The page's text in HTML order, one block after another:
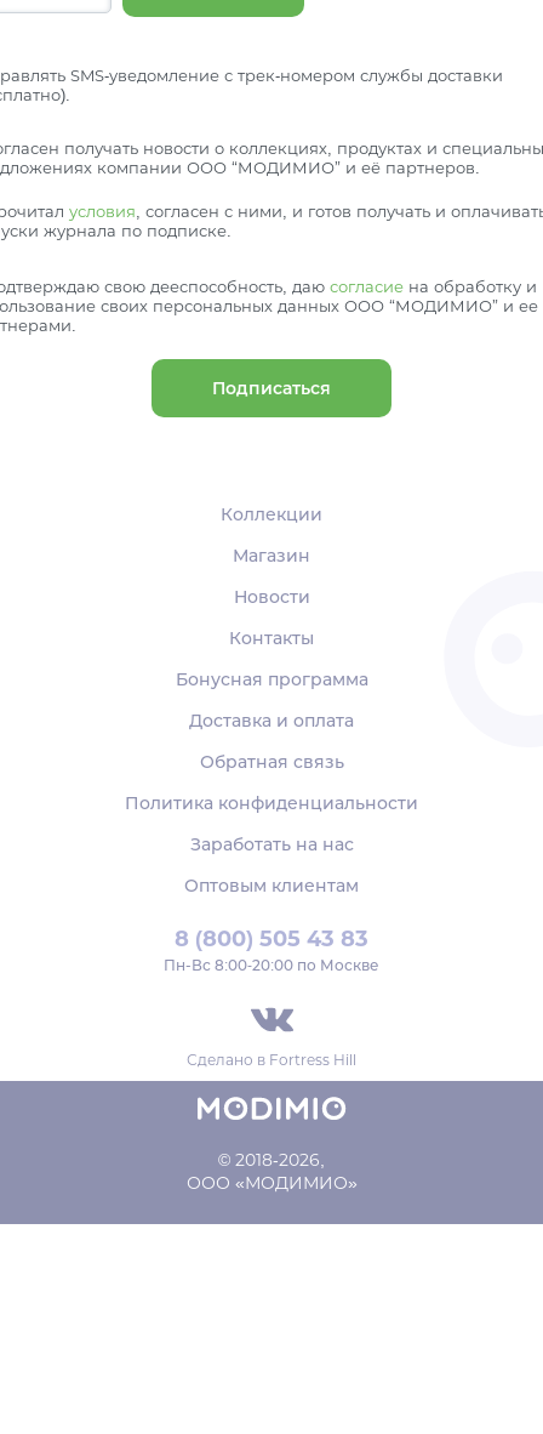
SMS-уведомление с трек-номером службы доставки
получать новости о коллекциях, продуктах и
компании ООО “МОДИМИО” и её партнеров.
условия , согласен с ними, и готов получать и
журнала по подписке.
свою дееспособность, даю согласие на обработку и
своих персональных данных ООО “МОДИМИО” и ее
Подписаться
8 (800) 505 43 83
Пн‑Вс 8:00-20:00 по Москве
Сделано в Fortress Hill
Коллекции
Магазин
Новости
Контакты
Бонусная программа
Доставка и оплата
Обратная связь
Политика конфиденциальности
Заработать на нас
Оптовым клиентам
© 2018-2026,
ООО «МОДИМИО»